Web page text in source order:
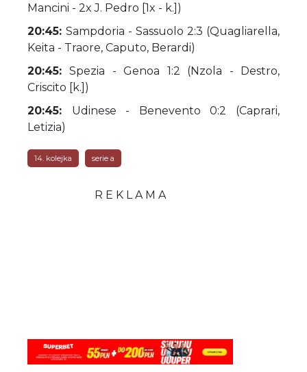
Mancini - 2x J. Pedro [1x - k.])
20:45: Sampdoria - Sassuolo 2:3 (Quagliarella,
Keita - Traore, Caputo, Berardi)
20:45:Spezia - Genoa 1:2 (Nzola - Destro,
Criscito [k.])
20:45: Udinese - Benevento 0:2 (Caprari,
Letizia)
14. kolejka serie a
R E K L A M A